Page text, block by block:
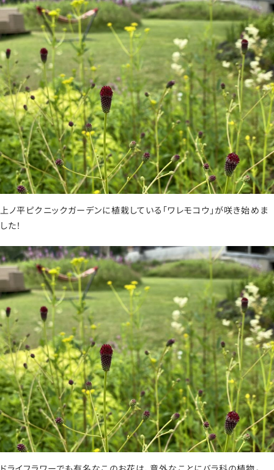
上ノ平ピクニックガーデンに植栽している「ワレモコウ」が咲き始めま
した！